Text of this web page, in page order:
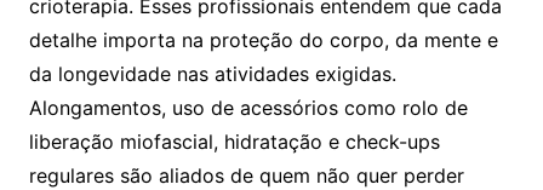
crioterapia. Esses profissionais entendem que cada
detalhe importa na proteção do corpo, da mente e
da longevidade nas atividades exigidas.
Alongamentos, uso de acessórios como rolo de
liberação miofascial, hidratação e check-ups
regulares são aliados de quem não quer perder